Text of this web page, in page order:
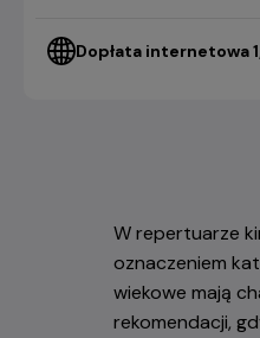
Dopłata internetowa
W repertuarze
oznaczeniem
wiekowe mają
rekomendacji,